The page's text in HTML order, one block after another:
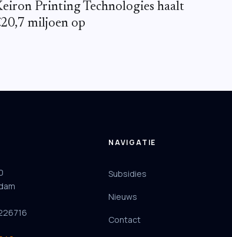
Printing Technologies haalt
miljoen op
NAVIGATIE
Subsidies
Nieuws
Contact